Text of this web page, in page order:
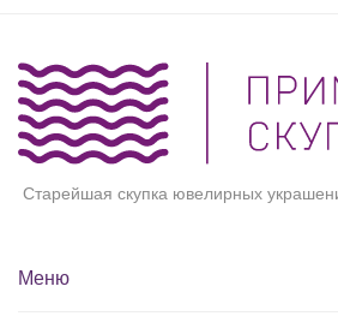
Старейшая скупка ювелирных
Меню